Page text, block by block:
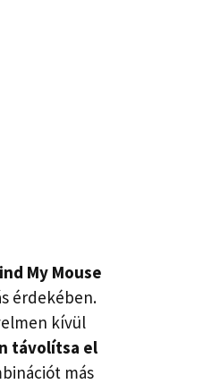
My Mouse
érdekében.
kívül
távolítsa el
más